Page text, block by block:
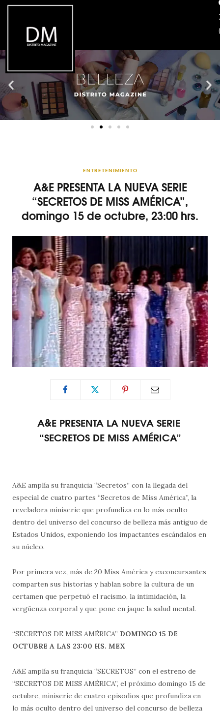
ENTRETENIMIENTO
A&E PRESENTA LA NUEVA SERIE
“SECRETOS DE MISS AMÉRICA”,
domingo 15 de octubre, 23:00 hrs.
A&E PRESENTA LA NUEVA SERIE
“SECRETOS DE MISS AMÉRICA”
A&E amplía su franquicia “Secretos” con la llegada del
especial de cuatro partes “Secretos de Miss América”, la
reveladora miniserie que profundiza en lo más oculto
dentro del universo del concurso de belleza más antiguo de
Estados Unidos, exponiendo los impactantes escándalos en
su núcleo.
Por primera vez, más de 20 Miss América y exconcursantes
comparten sus historias y hablan sobre la cultura de un
certamen que perpetuó el racismo, la intimidación, la
vergüenza corporal y que pone en jaque la salud mental.
“SECRETOS DE MISS AMÉRICA” DOMINGO 15 DE
OCTUBRE A LAS 23:00 HS. MEX
A&E amplía su franquicia “SECRETOS” con el estreno de
“SECRETOS DE MISS AMÉRICA”, el próximo domingo 15 de
octubre, miniserie de cuatro episodios que profundiza en
lo más oculto dentro del universo del concurso de belleza